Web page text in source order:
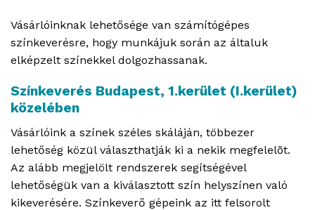
Vásárlóinknak lehetősége van számítógépes
színkeverésre, hogy munkájuk során az általuk
elképzelt színekkel dolgozhassanak.
Színkeverés Budapest, 1.kerület (I.kerület)
közelében
Vásárlóink a színek széles skáláján, többezer
lehetőség közül választhatják ki a nekik megfelelõt.
Az alább megjelölt rendszerek segítségével
lehetőségük van a kiválasztott szín helyszínen való
kikeverésére. Színkeverő gépeink az itt felsorolt